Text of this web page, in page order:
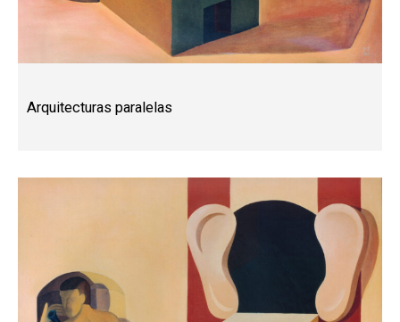
Arquitecturas paralelas